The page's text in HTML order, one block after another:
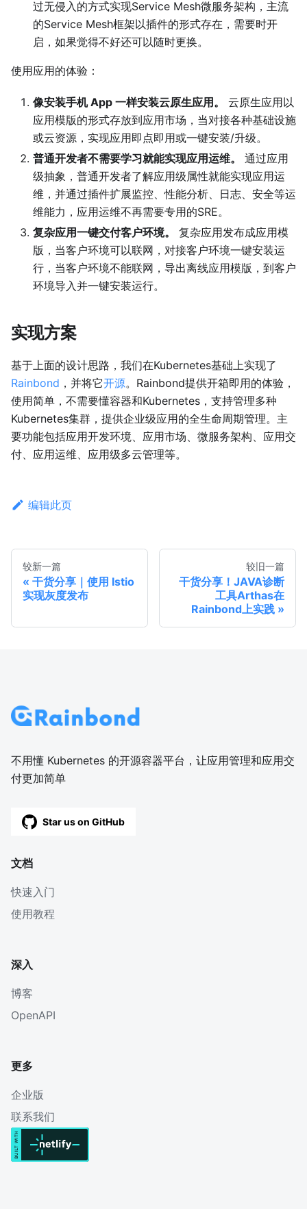
过无侵入的方式实现Service Mesh微服务架构，主流
的Service Mesh框架以插件的形式存在，需要时开
启，如果觉得不好还可以随时更换。
使用应用的体验：
像安装手机 App 一样安装云原生应用。
云原生应用以
应用模版的形式存放到应用市场，当对接各种基础设施
或云资源，实现应用即点即用或一键安装/升级。
普通开发者不需要学习就能实现应用运维。
通过应用
级抽象，普通开发者了解应用级属性就能实现应用运
维，并通过插件扩展监控、性能分析、日志、安全等运
维能力，应用运维不再需要专用的SRE。
复杂应用一键交付客户环境。
复杂应用发布成应用模
版，当客户环境可以联网，对接客户环境一键安装运
行，当客户环境不能联网，导出离线应用模版，到客户
环境导入并一键安装运行。
实现方案
基于上面的设计思路，我们在Kubernetes基础上实现了
Rainbond ，并将它开源。Rainbond提供开箱即用的体验，
使用简单，不需要懂容器和Kubernetes，支持管理多种
Kubernetes集群，提供企业级应用的全生命周期管理。主
要功能包括应用开发环境、应用市场、微服务架构、应用交
付、应用运维、应用级多云管理等。
编辑此页
较新一篇
干货分享｜使用 Istio
实现灰度发布
较旧一篇
干货分享！JAVA诊断
工具Arthas在
Rainbond上实践
不用懂 Kubernetes 的开源容器平台，让应用管理和应用交
付更加简单
Star us on GitHub
文档
快速入门
使用教程
深入
博客
OpenAPI
更多
企业版
联系我们